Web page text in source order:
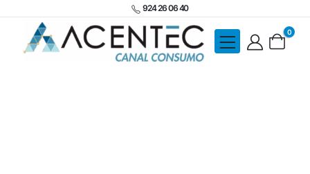
924 26 06 40
0